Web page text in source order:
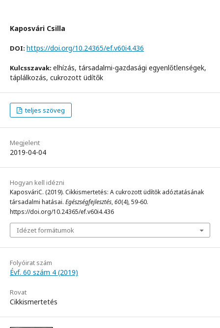
Kaposvári Csilla
DOI: https://doi.org/10.24365/ef.v60i4.436
Kulcsszavak: elhízás, társadalmi-gazdasági egyenlőtlenségek,
táplálkozás, cukrozott üdítők
teljes szöveg
Megjelent
2019-04-04
Hogyan kell idézni
KaposváriC. (2019). Cikkismertetés: A cukrozott üdítők adóztatásának
társadalmi hatásai. Egészségfejlesztés,60(4), 59-60.
https://doi.org/10.24365/ef.v60i4.436
Idézet formátumok
Folyóirat szám
Évf. 60 szám 4 (2019)
Rovat
Cikkismertetés